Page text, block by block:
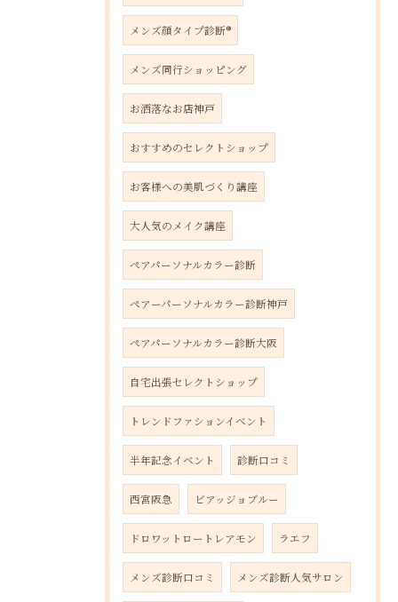
メンズ顔タイプ診断®︎
メンズ同行ショッピング
お洒落なお店神戸
おすすめのセレクトショップ
お客様への美肌づくり講座
大人気のメイク講座
ペアパーソナルカラー診断
ペアーパーソナルカラー診断神戸
ペアパーソナルカラー診断大阪
自宅出張セレクトショップ
トレンドファションイベント
半年記念イベント 診断口コミ
西宮阪急 ビアッジョブルー
ドロワットロートレアモン ラエフ
メンズ診断口コミ メンズ診断人気サロン